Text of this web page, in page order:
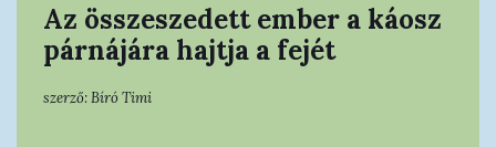
Az összeszedett ember a káosz
párnájára hajtja a fejét
szerző:Bíró Timi